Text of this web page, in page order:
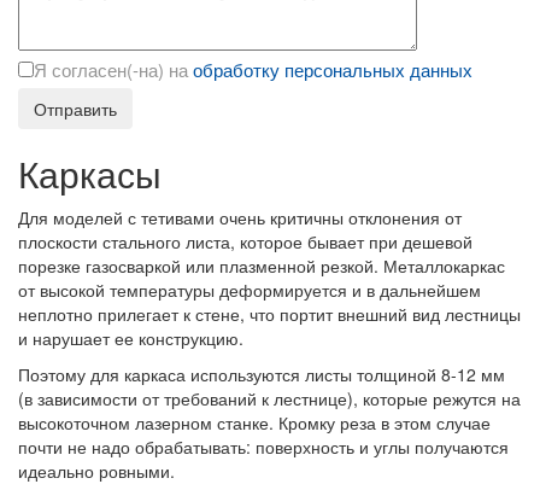
Я согласен(-на) наобработку персональных данных
Каркасы
Для моделей с тетивами очень критичны отклонения от
плоскости стального листа, которое бывает при дешевой
порезке газосваркой или плазменной резкой. Металлокаркас
от высокой температуры деформируется и в дальнейшем
неплотно прилегает к стене, что портит внешний вид лестницы
и нарушает ее конструкцию.
Поэтому для каркаса используются листы толщиной 8-12 мм
(в зависимости от требований к лестнице), которые режутся на
высокоточном лазерном станке. Кромку реза в этом случае
почти не надо обрабатывать: поверхность и углы получаются
идеально ровными.